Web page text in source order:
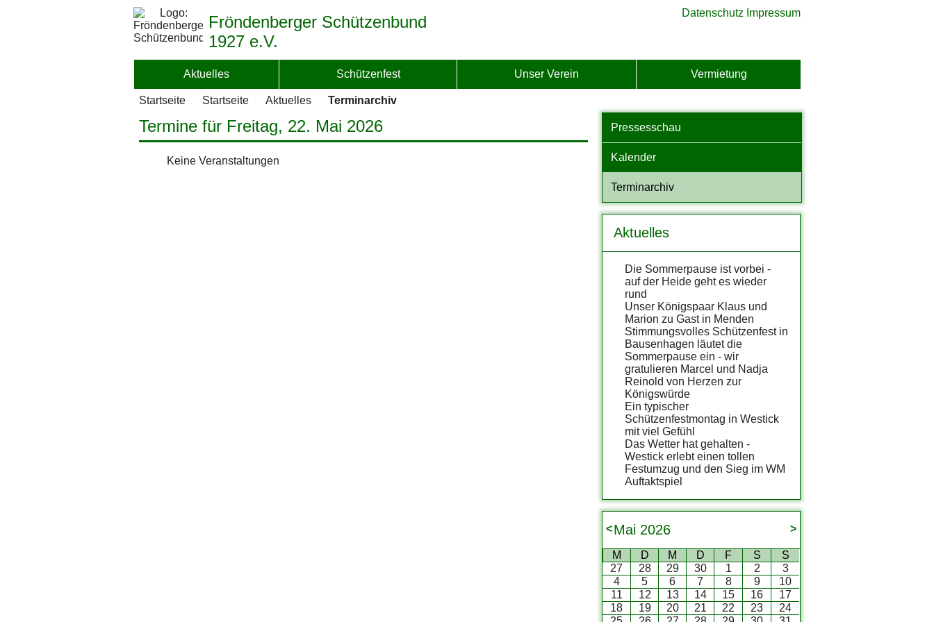
Fröndenberger Schützenbund
1927 e.V.
Aktuelles Schützenfest Unser Verein Vermietung
Datenschutz Impressum
Startseite Startseite Aktuelles Terminarchiv
Termine für Freitag, 22. Mai 2026
Keine Veranstaltungen
Pressesschau
Kalender
Terminarchiv
Aktuelles
Die Sommerpause ist vorbei -
auf der Heide geht es wieder
rund
Unser Königspaar Klaus und
Marion zu Gast in Menden
Stimmungsvolles Schützenfest in
Bausenhagen läutet die
Sommerpause ein - wir
gratulieren Marcel und Nadja
Reinold von Herzen zur
Königswürde
Ein typischer
Schützenfestmontag in Westick
mit viel Gefühl
Das Wetter hat gehalten -
Westick erlebt einen tollen
Festumzug und den Sieg im WM
Auftaktspiel
Mai 2026
< >
M D M D F S
S
27
28 29 30 1 2
3
4
5 6 7 8 9
10
11
12 13 14 15 16
17
18
19 20 21 22 23
24